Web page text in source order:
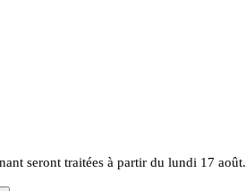
seront traitées à partir du lundi 17 août.